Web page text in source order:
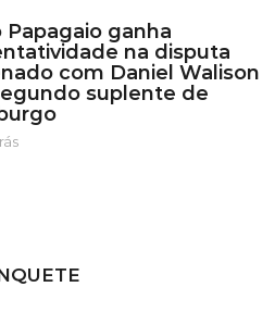
á
s
h
o
r
a
s
Papagaio ganha
na disputa
com Daniel Walison
suplente de
2
s
a